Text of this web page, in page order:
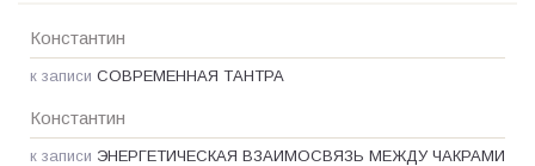
Константин
к записи СОВРЕМЕННАЯ ТАНТРА
Константин
к записи ЭНЕРГЕТИЧЕСКАЯ ВЗАИМОСВЯЗЬ МЕЖДУ ЧАКРАМИ